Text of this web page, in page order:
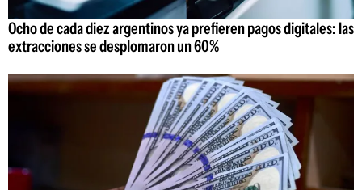
Ocho de cada diez argentinos ya prefieren pagos digitales: las
extracciones se desplomaron un 60%